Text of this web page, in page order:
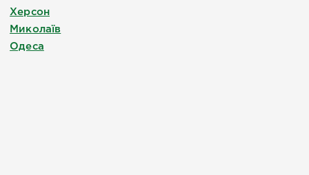
Херсон
Миколаїв
Одеса